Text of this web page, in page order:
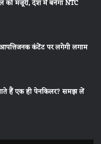
को मंजूरी, देश में बनेगा NTC
कंटेंट पर लगेगी लगाम
हैं एक ही पेनकिलर? समझ लें